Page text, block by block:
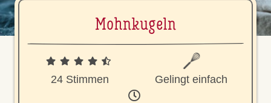
Mohn­ku­geln
24 Stimmen Gelingt einfach